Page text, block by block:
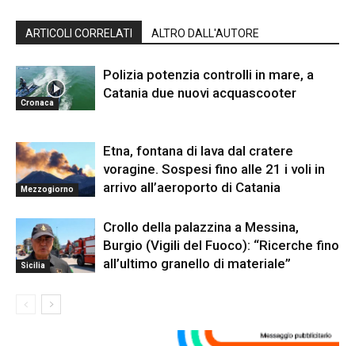
ARTICOLI CORRELATI ALTRO DALL'AUTORE
Cronaca
Polizia potenzia controlli in mare, a
Catania due nuovi acquascooter
Mezzogiorno
Etna, fontana di lava dal cratere
voragine. Sospesi fino alle 21 i voli in
arrivo all’aeroporto di Catania
Sicilia
Crollo della palazzina a Messina,
Burgio (Vigili del Fuoco): “Ricerche fino
all’ultimo granello di materiale”